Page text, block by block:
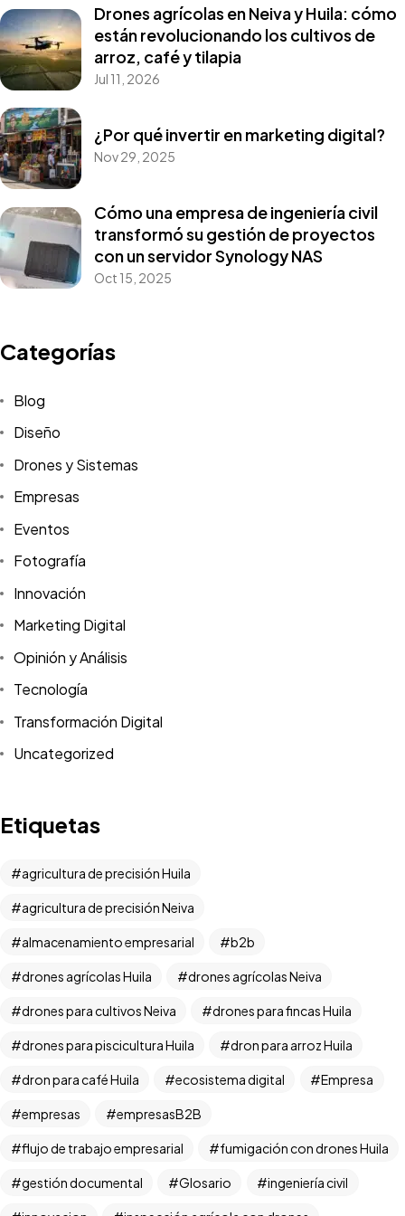
Drones agrícolas en Neiva y Huila: cómo
están revolucionando los cultivos de
arroz, café y tilapia
Jul 11, 2026
¿Por qué invertir en marketing digital?
Nov 29, 2025
Cómo una empresa de ingeniería civil
transformó su gestión de proyectos
con un servidor Synology NAS
Oct 15, 2025
Categorías
Blog
Diseño
Drones y Sistemas
Empresas
Eventos
Fotografía
Innovación
Marketing Digital
Opinión y Análisis
Tecnología
Transformación Digital
Uncategorized
Etiquetas
agricultura de precisión Huila
agricultura de precisión Neiva
almacenamiento empresarial b2b
drones agrícolas Huila drones agrícolas Neiva
drones para cultivos Neiva drones para fincas Huila
drones para piscicultura Huila dron para arroz Huila
dron para café Huila ecosistema digital Empresa
empresas empresasB2B
flujo de trabajo empresarial fumigación con drones Huila
gestión documental Glosario ingeniería civil
Versión PDF
Offline